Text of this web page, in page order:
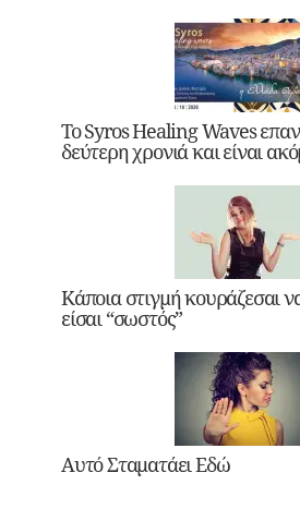
Το Syros Healing Waves
δεύτερη χρονιά και είναι
Κάποια στιγμή κουράζεσαι
είσαι “σωστός”
Αυτό Σταματάει Εδώ